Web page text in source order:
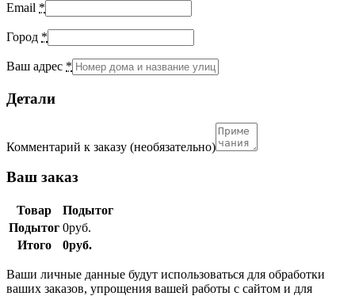
Email *
Город *
Ваш адрес *
Детали
Комментарий к заказу (необязательно)
Ваш заказ
Товар
Подытог
Подытог 0руб.
Итого
0руб.
Ваши личные данные будут использоваться для обработки
ваших заказов, упрощения вашей работы с сайтом и для